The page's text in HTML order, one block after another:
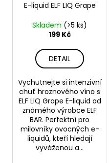
E-liquid ELF LIQ Grape
Skladem (>5 ks)
199 Kč
DETAIL
Vychutnejte si intenzivní
chuť hroznového víno s
ELF LIQ Grape E-liquid od
známého výrobce ELF
BAR. Perfektní pro
milovníky ovocných e-
liquidů, kteří hledají
vyváženou a...